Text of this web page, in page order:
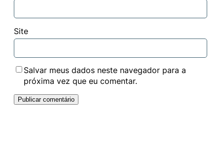
Site
Salvar meus dados neste navegador para a
próxima vez que eu comentar.